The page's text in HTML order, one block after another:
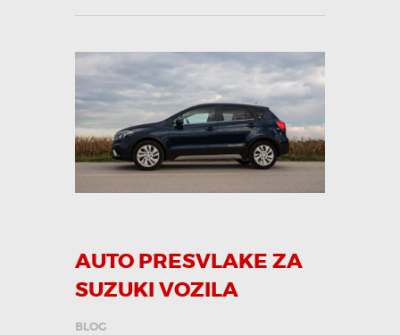
AUTO PRESVLAKE ZA
SUZUKI VOZILA
BLOG